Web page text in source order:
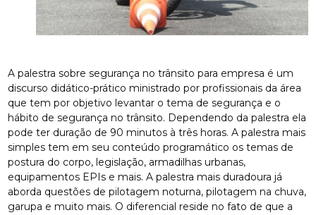
A palestra sobre segurança no trânsito para empresa é um
discurso didático-prático ministrado por profissionais da área
que tem por objetivo levantar o tema de segurança e o
hábito de segurança no trânsito. Dependendo da palestra ela
pode ter duração de 90 minutos à três horas. A palestra mais
simples tem em seu conteúdo programático os temas de
postura do corpo, legislação, armadilhas urbanas,
equipamentos EPIs e mais. A palestra mais duradoura já
aborda questões de pilotagem noturna, pilotagem na chuva,
garupa e muito mais. O diferencial reside no fato de que a